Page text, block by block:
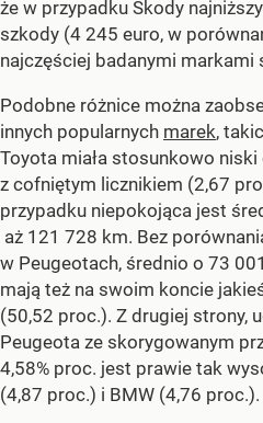
że w przypadku Skody
szkody (4 245 euro, w
najczęściej badanymi
Podobne różnice można
innych popularnych marek,
Toyota miała stosunkowo
z cofniętym licznikiem (2,67
przypadku niepokojąca jest
aż 121 728 km. Bez
w Peugeotach, średnio o 73
mają też na swoim koncie
(50,52 proc.). Z drugiej strony,
Peugeota ze skorygowanym
4,58% proc. jest prawie tak
(4,87 proc.) i BMW (4,76 proc.).